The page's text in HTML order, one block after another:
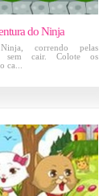
do Ninja
correndo pelas
sem cair. Colote os
ca...